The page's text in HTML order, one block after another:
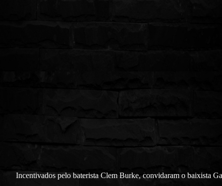
Incentivados pelo baterista Clem Burke, convidaram o baixista